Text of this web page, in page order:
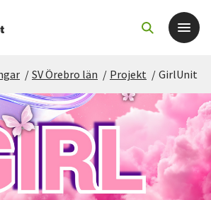
evenemang
/ SV Örebro län / Projekt / GirlUnit